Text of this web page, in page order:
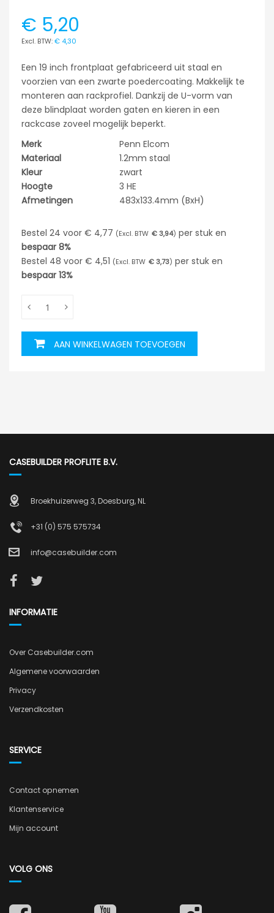
€ 5,20
€ 4,30
Een 19 inch frontplaat gefabriceerd uit staal en
voorzien van een zwarte poedercoating. Makkelijk te
monteren aan rackprofiel. Dankzij de U-vorm van
deze blindplaat worden gaten en kieren in een
rackcase zoveel mogelijk beperkt.
Merk
Penn Elcom
Materiaal
1.2mm staal
Kleur
zwart
Hoogte
3 HE
Afmetingen
483x133.4mm (BxH)
Bestel 24 voor € 4,77 € 3,94 per stuk en
bespaar 8%
Bestel 48 voor € 4,51 € 3,73 per stuk en
bespaar 13%
AAN WINKELWAGEN TOEVOEGEN
CASEBUILDER PROFLITE B.V.
Broekhuizerweg 3, Doesburg, NL
+31 (0) 575 575734
info@casebuilder.com
INFORMATIE
Over Casebuilder.com
Algemene voorwaarden
Privacy
Verzendkosten
SERVICE
Contact opnemen
Klantenservice
Mijn account
VOLG ONS